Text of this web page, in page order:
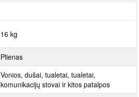
16 kg
Plienas
Vonios, dušai, tualetai, tualetai,
komunikacijų stovai ir kitos patalpos